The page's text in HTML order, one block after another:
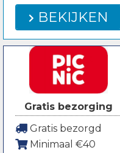
BEKIJKEN
Gratis bezorging
Gratis bezorgd
Minimaal €40